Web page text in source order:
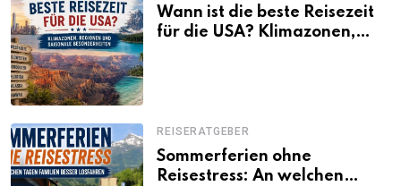
Wann ist die beste Reisezeit
für die USA? Klimazonen,
REISERATGEBER
Sommerferien ohne
Reisestress: An welchen